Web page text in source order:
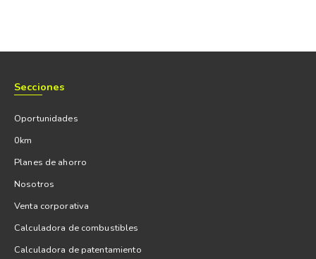
Secciones
Oportunidades
0km
Planes de ahorro
Nosotros
Venta corporativa
Calculadora de combustibles
Calculadora de patentamiento